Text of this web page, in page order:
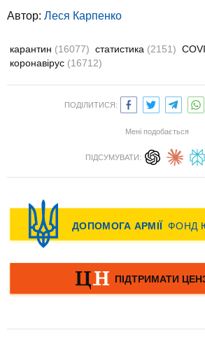
Автор: Леся Карпенко
карантин (16077) статистика (2151)
коронавірус (16712)
ПОДІЛИТИСЯ:
Мені подобається
ПІДСУМУВАТИ: